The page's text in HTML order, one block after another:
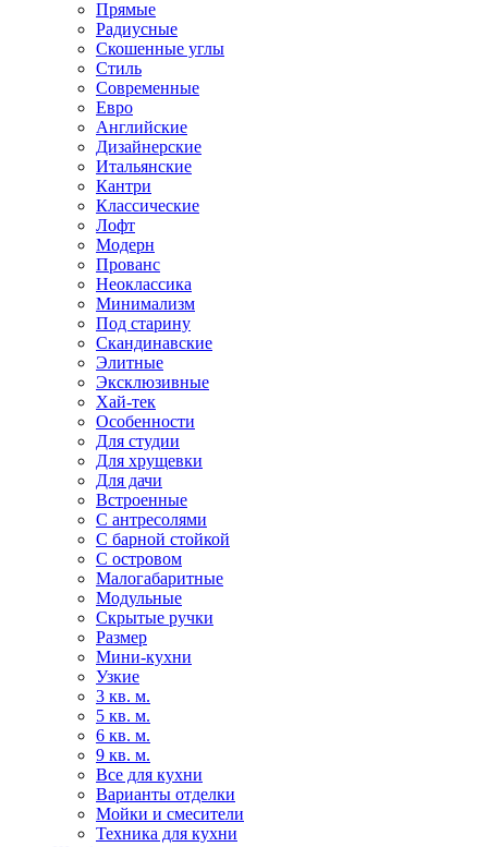
Прямые
Радиусные
Скошенные углы
Стиль
Современные
Евро
Английские
Дизайнерские
Итальянские
Кантри
Классические
Лофт
Модерн
Прованс
Неоклассика
Минимализм
Под старину
Скандинавские
Элитные
Эксклюзивные
Хай-тек
Особенности
Для студии
Для хрущевки
Для дачи
Встроенные
С антресолями
С барной стойкой
С островом
Малогабаритные
Модульные
Скрытые ручки
Размер
Мини-кухни
Узкие
3 кв. м.
5 кв. м.
6 кв. м.
9 кв. м.
Все для кухни
Варианты отделки
Мойки и смесители
Техника для кухни